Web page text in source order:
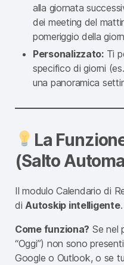
alla giornata
dei meeting del
pomeriggio della
Personalizzato:Ti
specifico di giorni
una panoramica
La
(Salto
Il modulo Calendario di
di Autoskip intelligente.
Come funziona? Se nel
“Oggi”) non sono
Google o Outlook, o se